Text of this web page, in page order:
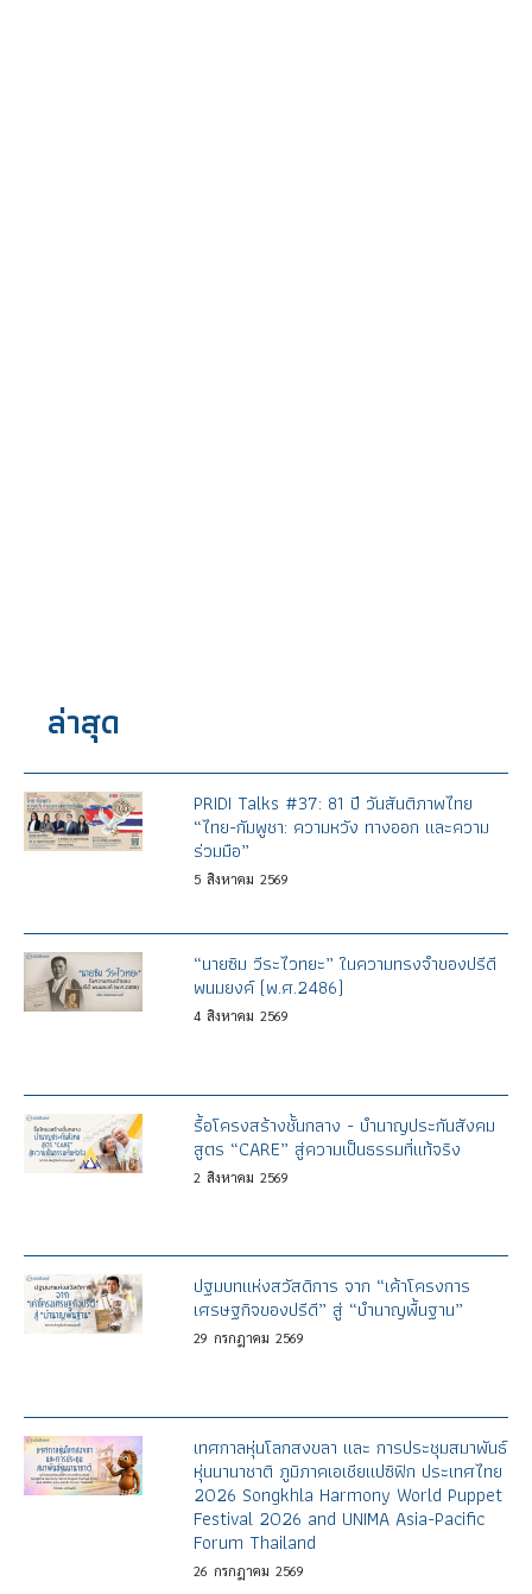
ล่าสุด
PRIDI Talks #37: 81 ปี วันสันติภาพไทย
“ไทย-กัมพูชา: ความหวัง ทางออก และความ
ร่วมมือ”
5 สิงหาคม 2569
“นายซิม วีระไวทยะ” ในความทรงจำของปรีดี
พนมยงค์ (พ.ศ.2486)
4 สิงหาคม 2569
รื้อโครงสร้างชั้นกลาง - บำนาญประกันสังคม
สูตร “CARE” สู่ความเป็นธรรมที่แท้จริง
2 สิงหาคม 2569
ปฐมบทแห่งสวัสดิการ จาก “เค้าโครงการ
เศรษฐกิจของปรีดี” สู่ “บำนาญพื้นฐาน”
29 กรกฎาคม 2569
เทศกาลหุ่นโลกสงขลา และ การประชุมสมาพันธ์
หุ่นนานาชาติ ภูมิภาคเอเชียแปซิฟิก ประเทศไทย
2026 Songkhla Harmony World Puppet
Festival 2026 and UNIMA Asia-Pacific
Forum Thailand
26 กรกฎาคม 2569